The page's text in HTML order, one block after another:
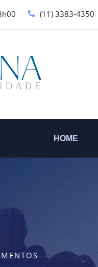
(11) 3383-4350
HOME